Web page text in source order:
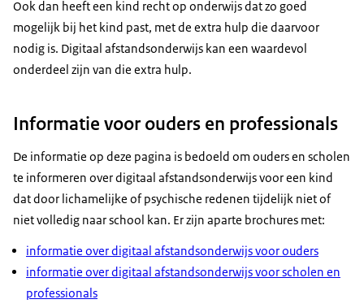
Ook dan heeft een kind recht op onderwijs dat zo goed
mogelijk bij het kind past, met de extra hulp die daarvoor
nodig is. Digitaal afstandsonderwijs kan een waardevol
onderdeel zijn van die extra hulp.
Informatie voor ouders en professionals
De informatie op deze pagina is bedoeld om ouders en scholen
te informeren over digitaal afstandsonderwijs voor een kind
dat door lichamelijke of psychische redenen tijdelijk niet of
niet volledig naar school kan. Er zijn aparte brochures met:
informatie over digitaal afstandsonderwijs voor ouders
informatie over digitaal afstandsonderwijs voor scholen en
professionals